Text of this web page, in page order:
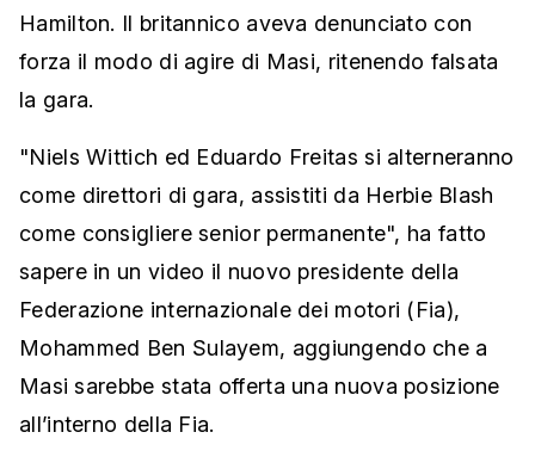
Hamilton. Il britannico aveva denunciato con
forza il modo di agire di Masi, ritenendo falsata
la gara.
"Niels Wittich ed Eduardo Freitas si alterneranno
come direttori di gara, assistiti da Herbie Blash
come consigliere senior permanente", ha fatto
sapere in un video il nuovo presidente della
Federazione internazionale dei motori (Fia),
Mohammed Ben Sulayem, aggiungendo che a
Masi sarebbe stata offerta una nuova posizione
all’interno della Fia.